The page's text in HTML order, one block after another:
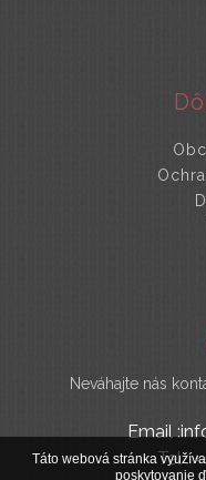
Neváhajte nás
Email
Tel :
Táto webová stránka
poskytovanie